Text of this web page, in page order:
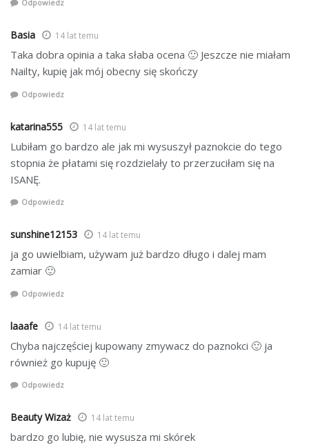
Odpowiedz
Basia 14 lat temu
Taka dobra opinia a taka słaba ocena 🙂 Jeszcze nie miałam
Nailty, kupię jak mój obecny się skończy
Odpowiedz
katarina555 14 lat temu
Lubiłam go bardzo ale jak mi wysuszył paznokcie do tego
stopnia że płatami się rozdzielały to przerzuciłam się na
ISANĘ.
Odpowiedz
sunshine12153 14 lat temu
ja go uwielbiam, używam już bardzo długo i dalej mam
zamiar 🙂
Odpowiedz
laaafe 14 lat temu
Chyba najczęściej kupowany zmywacz do paznokci 🙂 ja
również go kupuję 🙂
Odpowiedz
Beauty Wizaż 14 lat temu
bardzo go lubię, nie wysusza mi skórek